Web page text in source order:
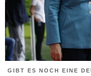
GIBT ES NOCH EINE